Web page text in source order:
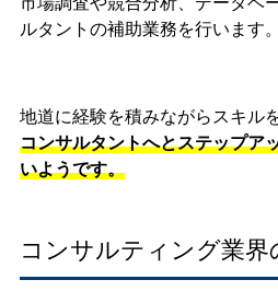
ルタントの補助業務を行います。
地道に経験を積みながらスキルを
コンサルタントへとステップア
いようです。
コンサルティング業界